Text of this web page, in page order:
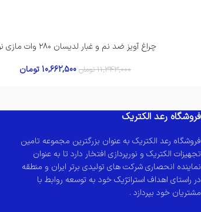
چراغ آویز ضد نم و غبار لدیسان ۲۸۰ وات مازی نور
11,343,000 تومان 10,662,500تومان
فروشگاه رعد الکتریک
فروشگاه رعد الکتریک به عنوان بزرگترین مجموعه تامین
تجهیزات الکتریک و نورپردازی افتخار دارد تا به عنوان
نماینده انحصاری شرکت های تولیدی برتر ایران و منطقه
در راستای اهداف استراتژیک خود به توسعه روابط با
مشتریان خود بپردازد .